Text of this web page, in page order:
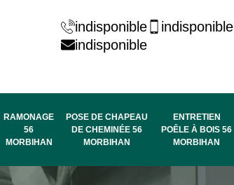
indisponible
indisponible
indisponible
RAMONAGE
56
MORBIHAN
POSE DE CHAPEAU
DE CHEMINÉE 56
MORBIHAN
ENTRETIEN
POÊLE À BOIS 56
MORBIHAN